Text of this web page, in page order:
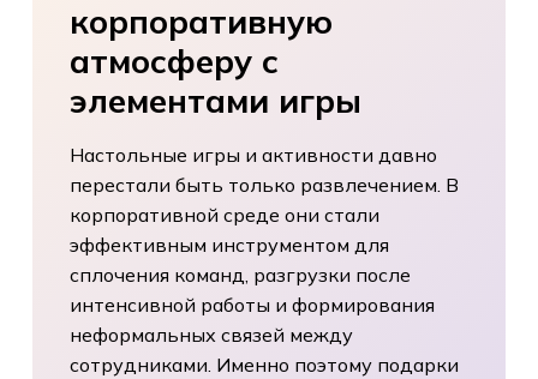
корпоративную
атмосферу с
элементами игры
Настольные игры и активности давно
перестали быть только развлечением. В
корпоративной среде они стали
эффективным инструментом для
сплочения команд, разгрузки после
интенсивной работы и формирования
неформальных связей между
сотрудниками. Именно поэтому подарки